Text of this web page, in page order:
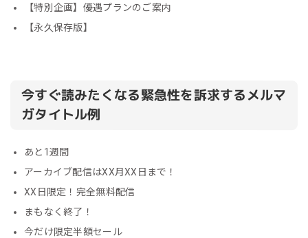
【特別企画】優遇プランのご案内
【永久保存版】
今すぐ読みたくなる緊急性を訴求するメルマ
ガタイトル例
あと1週間
アーカイブ配信はXX月XX日まで！
XX日限定！完全無料配信
まもなく終了！
今だけ限定半額セール